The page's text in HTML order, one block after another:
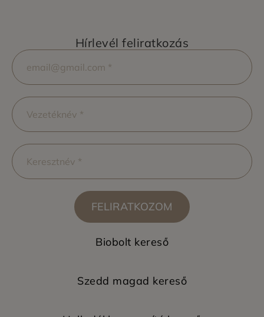
Hírlevél feliratkozás
FELIRATKOZOM
Biobolt kereső
Szedd magad kereső